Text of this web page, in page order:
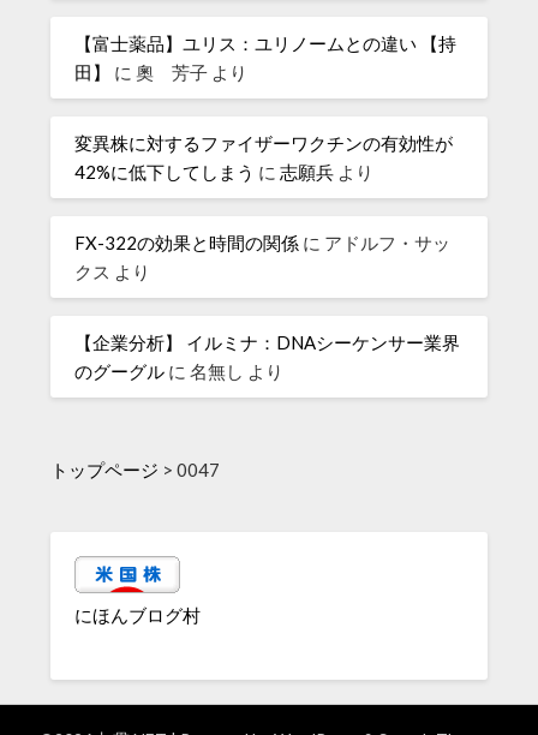
【富士薬品】ユリス：ユリノームとの違い 【持
田】
に奧 芳子 より
変異株に対するファイザーワクチンの有効性が
42%に低下してしまう に志願兵 より
FX-322の効果と時間の関係 に アドルフ・サッ
クス より
【企業分析】 イルミナ：DNAシーケンサー業界
のグーグル に名無し より
トップページ >0047
にほんブログ村